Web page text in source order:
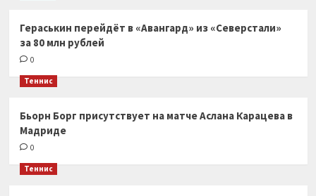
Гераськин перейдёт в «Авангард» из «Северстали»
за 80 млн рублей
0
Теннис
Бьорн Борг присутствует на матче Аслана Карацева в
Мадриде
0
Теннис